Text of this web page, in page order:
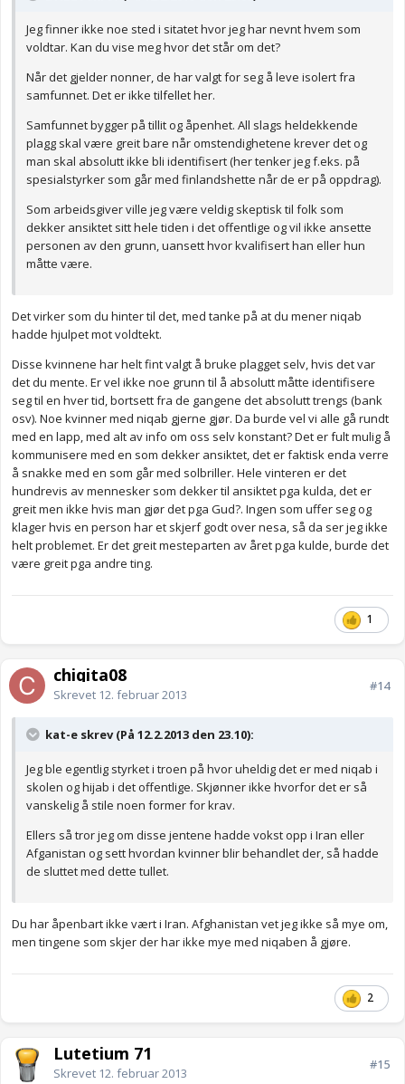
Jeg finner ikke noe sted i sitatet hvor jeg har nevnt hvem som
voldtar. Kan du vise meg hvor det står om det?
Når det gjelder nonner, de har valgt for seg å leve isolert fra
samfunnet. Det er ikke tilfellet her.
Samfunnet bygger på tillit og åpenhet. All slags heldekkende
plagg skal være greit bare når omstendighetene krever det og
man skal absolutt ikke bli identifisert (her tenker jeg f.eks. på
spesialstyrker som går med finlandshette når de er på oppdrag).
Som arbeidsgiver ville jeg være veldig skeptisk til folk som
dekker ansiktet sitt hele tiden i det offentlige og vil ikke ansette
personen av den grunn, uansett hvor kvalifisert han eller hun
måtte være.
Det virker som du hinter til det, med tanke på at du mener niqab
hadde hjulpet mot voldtekt.
Disse kvinnene har helt fint valgt å bruke plagget selv, hvis det var
det du mente. Er vel ikke noe grunn til å absolutt måtte identifisere
seg til en hver tid, bortsett fra de gangene det absolutt trengs (bank
osv). Noe kvinner med niqab gjerne gjør. Da burde vel vi alle gå rundt
med en lapp, med alt av info om oss selv konstant? Det er fult mulig å
kommunisere med en som dekker ansiktet, det er faktisk enda verre
å snakke med en som går med solbriller. Hele vinteren er det
hundrevis av mennesker som dekker til ansiktet pga kulda, det er
greit men ikke hvis man gjør det pga Gud?. Ingen som uffer seg og
klager hvis en person har et skjerf godt over nesa, så da ser jeg ikke
helt problemet. Er det greit mesteparten av året pga kulde, burde det
være greit pga andre ting.
1
chiqita08
Skrevet 12. februar 2013
#14
kat-e skrev (På 12.2.2013 den 23.10):
Jeg ble egentlig styrket i troen på hvor uheldig det er med niqab i
skolen og hijab i det offentlige. Skjønner ikke hvorfor det er så
vanskelig å stile noen former for krav.
Ellers så tror jeg om disse jentene hadde vokst opp i Iran eller
Afganistan og sett hvordan kvinner blir behandlet der, så hadde
de sluttet med dette tullet.
Du har åpenbart ikke vært i Iran. Afghanistan vet jeg ikke så mye om,
men tingene som skjer der har ikke mye med niqaben å gjøre.
2
Lutetium 71
Skrevet 12. februar 2013
#15